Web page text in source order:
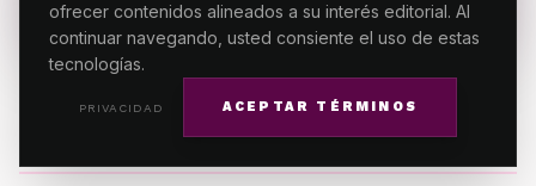
ofrecer contenidos alineados a su interés editorial. Al
continuar navegando, usted consiente el uso de estas
tecnologías.
PRIVACIDAD ACEPTAR TÉRMINOS
MÁS RELACIONADO